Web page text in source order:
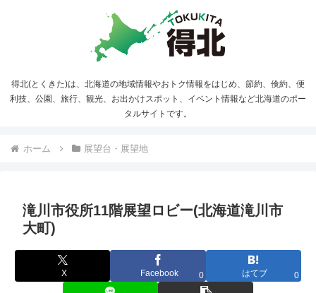
得北(とくきた)は、北海道の地域情報やおトク情報をはじめ、節約、倹約、便
利技、公園、旅行、観光、お出かけスポット、イベント情報など北海道のポー
タルサイトです。
ホーム 展望台・展望地
滝川市役所11階展望ロビー(北海道滝川市
大町)
X Facebook 0 はてブ 0